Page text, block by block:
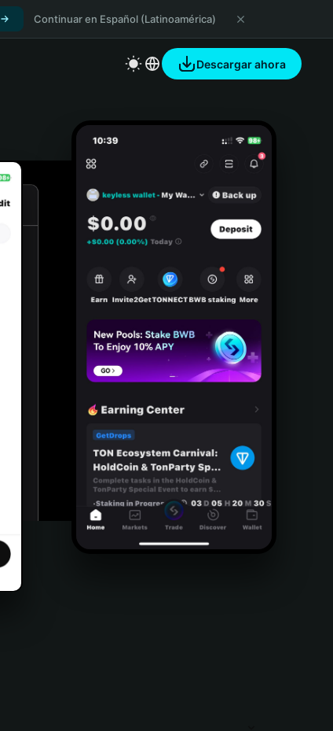
Continuar en Español (Latinoamérica)
Descargar ahora